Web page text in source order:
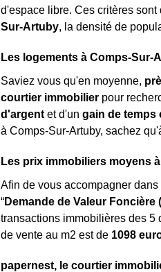
d'espace libre. Ces critères
Sur-Artuby, la densité de
Les logements à Comps-
Saviez vous qu'en moyenne,
courtier immobilier pour
d'argent et d'un gain de temps
à Comps-Sur-Artuby, sachez
Les prix immobiliers moyens
Afin de vous accompagner
“Demande de Valeur Foncière
transactions immobilières des 5
de vente au m2 est de 1098
papernest, le courtier